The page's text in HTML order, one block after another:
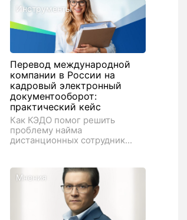
Инструменты
Перевод международной
компании в России на
кадровый электронный
документооборот:
практический кейс
Как КЭДО помог решить
проблему найма
дистанционных сотрудник...
Мнения